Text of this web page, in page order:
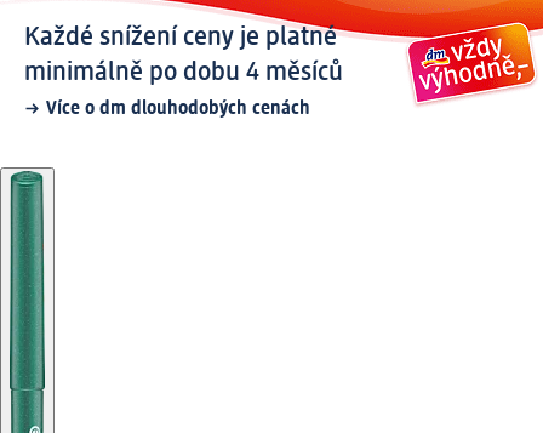
Každé snížení ceny je platné
minimálně po dobu 4 měsíců
Více o dm dlouhodobých cenách